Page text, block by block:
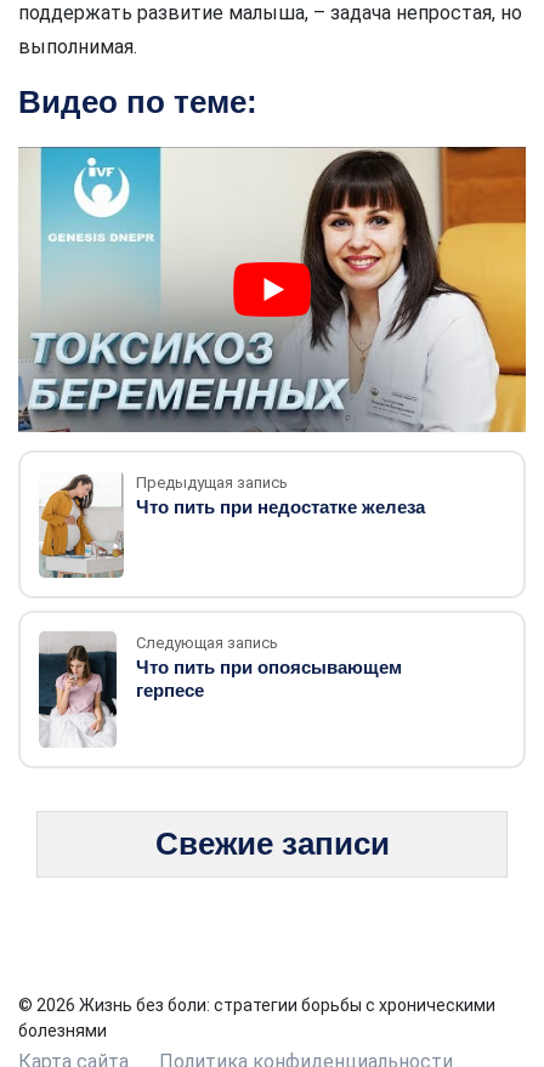
поддержать развитие малыша, – задача непростая, но
выполнимая.
Видео по теме:
Предыдущая запись
Что пить при недостатке железа
Следующая запись
Что пить при опоясывающем
герпесе
Свежие записи
© 2026 Жизнь без боли: стратегии борьбы с хроническими
болезнями
Карта сайта
Политика конфиденциальности